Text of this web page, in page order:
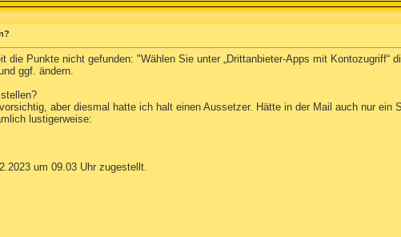
die Punkte nicht gefunden: "Wählen Sie unter „Drittanbieter-Apps mit Kontozugriff“
ggf. ändern.
aber diesmal hatte ich halt einen Aussetzer. Hätte in der Mail auch nur
lustigerweise:
um 09.03 Uhr zugestellt.